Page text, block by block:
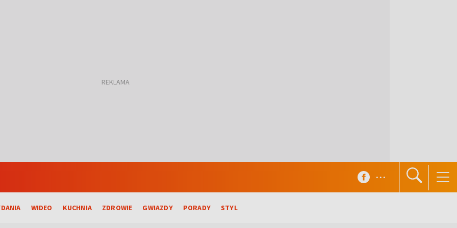
WIDEO KUCHNIA ZDROWIE GWIAZDY PORADY STYL
...